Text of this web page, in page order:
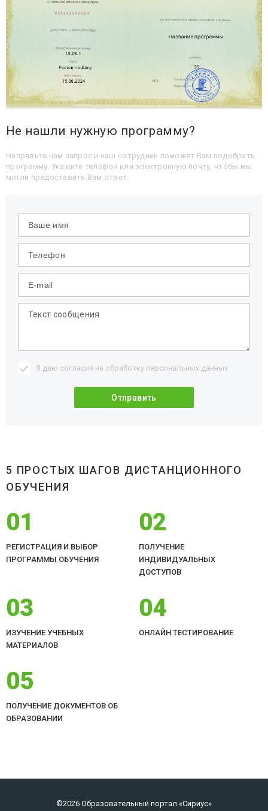
Не нашли нужную программу?
Направьте нам запрос и наш сотрудник поможет Вам подобрать
программу. Укажите телефон или электронную почту, чтобы мы
могли предоставить Вам ответ.
Я даю согласие на обработку персональных данных
5 ПРОСТЫХ ШАГОВ ДИСТАНЦИОННОГО
ОБУЧЕНИЯ
01
РЕГИСТРАЦИЯ И ВЫБОР
ПРОГРАММЫ ОБУЧЕНИЯ
02
ПОЛУЧЕНИЕ
ИНДИВИДУАЛЬНЫХ
ДОСТУПОВ
03
ИЗУЧЕНИЕ УЧЕБНЫХ
МАТЕРИАЛОВ
04
ОНЛАЙН ТЕСТИРОВАНИЕ
05
ПОЛУЧЕНИЕ ДОКУМЕНТОВ ОБ
ОБРАЗОВАНИИ
©2026 Образовательный портал «Сириус»